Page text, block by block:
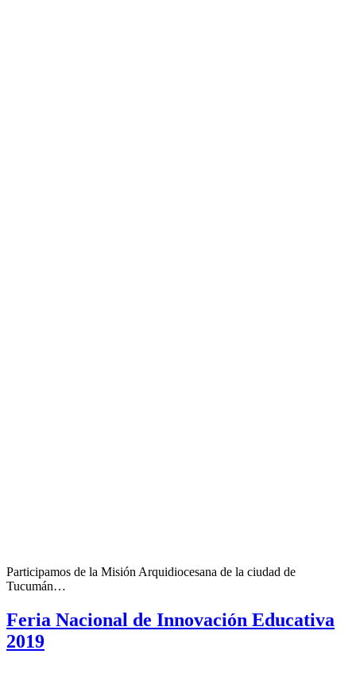
Participamos de la Misión Arquidiocesana de la ciudad de
Tucumán…
Feria Nacional de Innovación Educativa
2019